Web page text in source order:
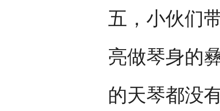
五，小伙们
亮做琴身的
的天琴都没